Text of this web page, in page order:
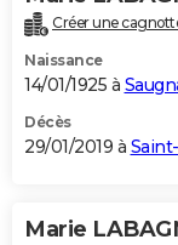
Créer une
Naissance
14/01/1925 à
Décès
29/01/2019 à
Marie